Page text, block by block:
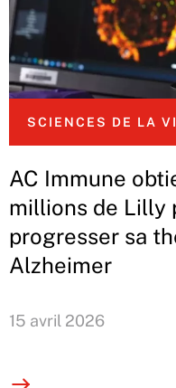
SCIENCES DE LA
AC Immune
millions de Lilly
progresser sa
Alzheimer
15 avril 2026